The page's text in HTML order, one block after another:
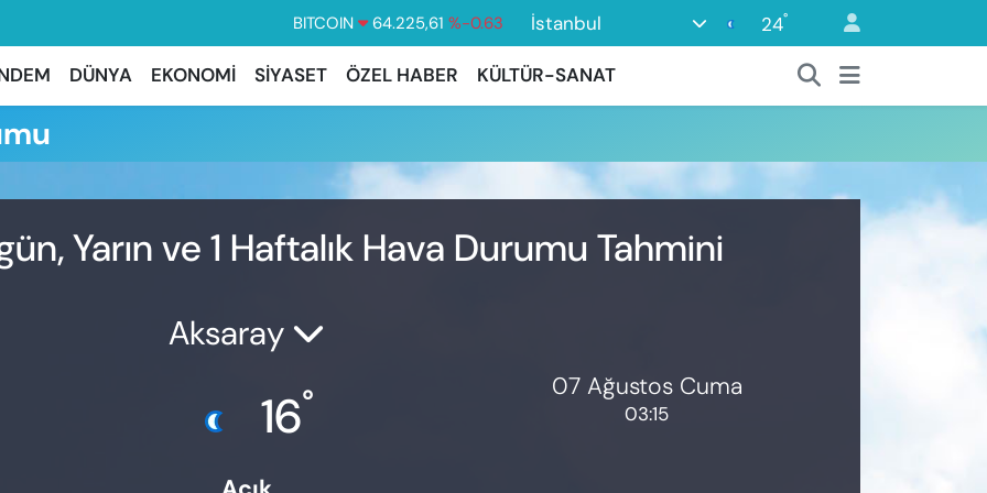
BITCOIN 64.225,61 %-0.63
DOLAR
47,7143
%0.16
EURO
55,0317 %-0.02
6510.40
İstanbul 24°
DÜNYA EKONOMİ SİYASET ÖZEL HABER KÜLTÜR-SANAT
Yarın ve 1 Haftalık Hava Durumu Tahmini
Aksaray
16° 07 Ağustos Cuma
03:15